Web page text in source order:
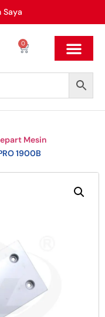
Saya
0
Mesin
1900B